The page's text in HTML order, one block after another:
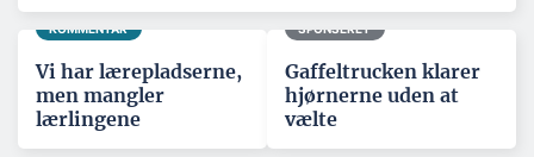
KOMMENTAR
Vi har lærepladserne,
men mangler
lærlingene
SPONSERET
Gaffeltrucken klarer
hjørnerne uden at
vælte